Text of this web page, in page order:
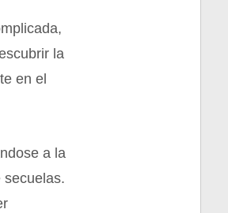
la
en el
a la
secuelas.